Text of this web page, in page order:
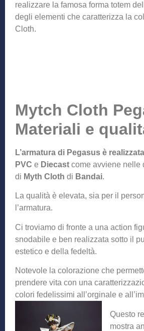
realizzare la famosa forma totem
degli elementi che caratterizza la
Cloth.
Mytch Cloth
Materiali e
L’armatura di Pegasus è
PVC e Diecast come avviene nelle
di Myth Cloth di Bandai.
La qualità è elevata, sia per il
l’armatura.
Ci troviamo di fronte a una action
snodabile e ben realizzata sotto il
estetico e della fedeltà.
Notevole la colorazione che
prendere vita con una
colori fedelissimi all’orginale e
Questo
mostra